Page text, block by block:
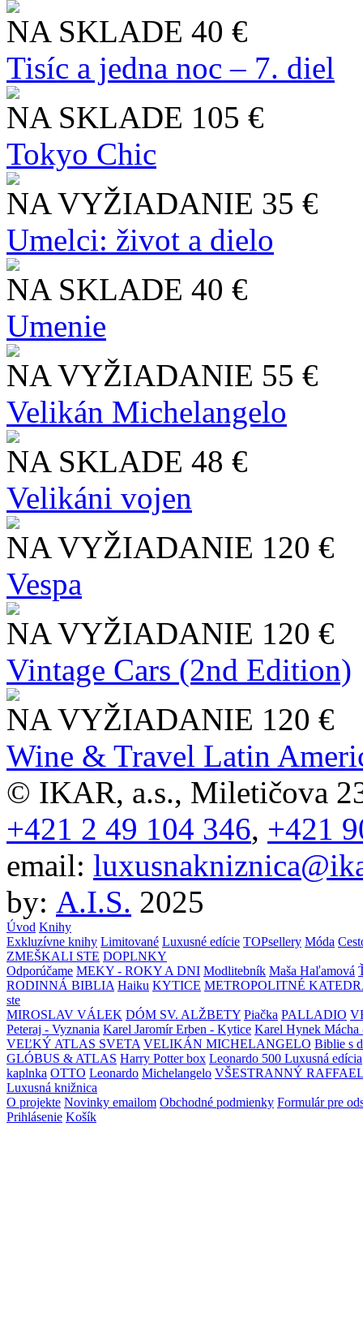
NA SKLADE 40 €
Tisíc a jedna noc – 7. diel
NA SKLADE 105 €
Tokyo Chic
NA VYŽIADANIE 35 €
Umelci: život a dielo
NA SKLADE 40 €
Umenie
NA VYŽIADANIE 55 €
Velikán Michelangelo
NA SKLADE 48 €
Velikáni vojen
NA VYŽIADANIE 120 €
Vespa
NA VYŽIADANIE 120 €
Vintage Cars (2nd Edition)
NA VYŽIADANIE 120 €
Wine & Travel Latin
© IKAR, a.s., Miletičova
+421 2 49 104 346, +421
email:
by: A.I.S. 2025
Úvod Knihy
Exkluzívne knihy Limitované Luxusné edície TOPsellery Móda
ZMEŠKALI STE DOPLNKY
Odporúčame MEKY - ROKY A DNI Modlitebník Maša Haľamová
RODINNÁ BIBLIA Haiku KYTICE METROPOLITNÉ
ste
MIROSLAV VÁLEK DÓM SV. ALŽBETY Piačka PALLADIO
Peteraj - Vyznania Karel Jaromír Erben - Kytice Karel Hynek Mácha
VEĽKÝ ATLAS SVETA VELIKÁN MICHELANGELO Biblie s
GLÓBUS & ATLAS Harry Potter box Leonardo 500 Luxusná edícia
kaplnka OTTO Leonardo Michelangelo VŠESTRANNÝ
Luxusná knižnica
O projekte Novinky emailom Obchodné podmienky Formulár pre
Prihlásenie Košík